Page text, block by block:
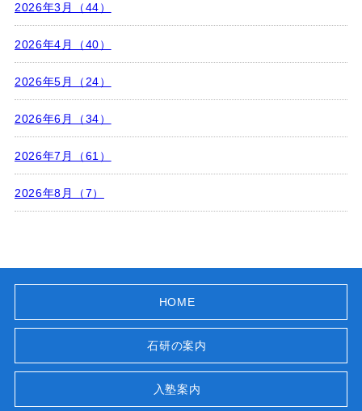
2026年3月（44）
2026年4月（40）
2026年5月（24）
2026年6月（34）
2026年7月（61）
2026年8月（7）
HOME
石研の案内
入塾案内